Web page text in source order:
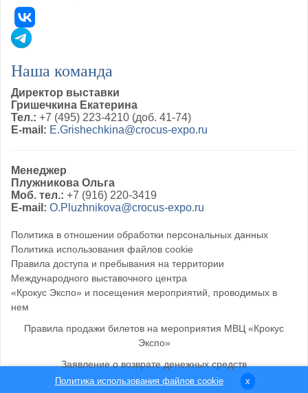
Наша команда
Директор выставки
Гришечкина Екатерина
Тел.: +7 (495) 223-4210 (доб. 41-74)
E-mail: E.Grishechkina@crocus-expo.ru
Менеджер
Плужникова Ольга
Моб. тел.: +7 (916) 220-3419
E-mail: O.Pluzhnikova@crocus-expo.ru
Политика использования файлов cookie x
Политика в отношении обработки персональных данных
Политика использования файлов cookie
Правила доступа и пребывания на территории
Международного выставочного центра
«Крокус Экспо» и посещения мероприятий, проводимых в
нем
Правила продажи билетов на мероприятия МВЦ «Крокус
Экспо»
Заявление о возврате денежных средств